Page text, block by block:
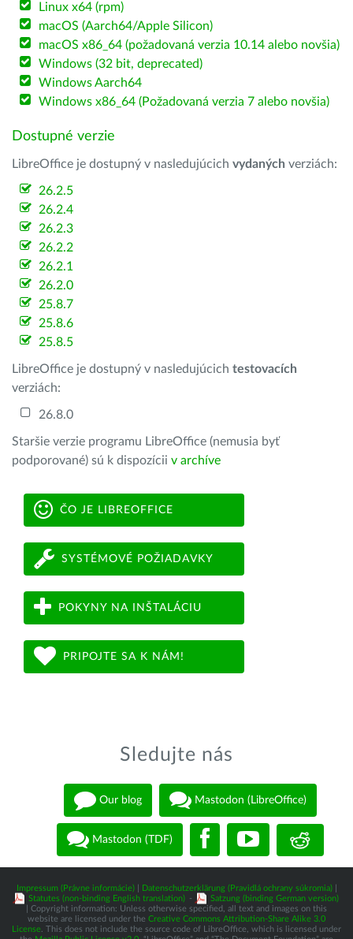
Linux x64 (rpm)
macOS (Aarch64/Apple Silicon)
macOS x86_64 (požadovaná verzia 10.14 alebo novšia)
Windows (32 bit, deprecated)
Windows Aarch64
Windows x86_64 (Požadovaná verzia 7 alebo novšia)
Dostupné verzie
LibreOffice je dostupný v nasledujúcich vydaných verziách:
26.2.5
26.2.4
26.2.3
26.2.2
26.2.1
26.2.0
25.8.7
25.8.6
25.8.5
LibreOffice je dostupný v nasledujúcich testovacích
verziách:
26.8.0
Staršie verzie programu LibreOffice (nemusia byť
podporované) sú k dispozícii v archíve
ČO JE LIBREOFFICE
SYSTÉMOVÉ POŽIADAVKY
POKYNY NA INŠTALÁCIU
PRIPOJTE SA K NÁM!
Sledujte nás
Our blog Mastodon (LibreOffice)
Mastodon (TDF)
Impressum (Právne informácie)| Datenschutzerklärung (Pravidlá ochrany súkromia)|
Statutes (non-binding English translation) -
Satzung (binding German version)
| Copyright information: Unless otherwise specified, all text and images on this
website are licensed under the Creative Commons Attribution-Share Alike 3.0
License . This does not include the source code of LibreOffice, which is licensed under